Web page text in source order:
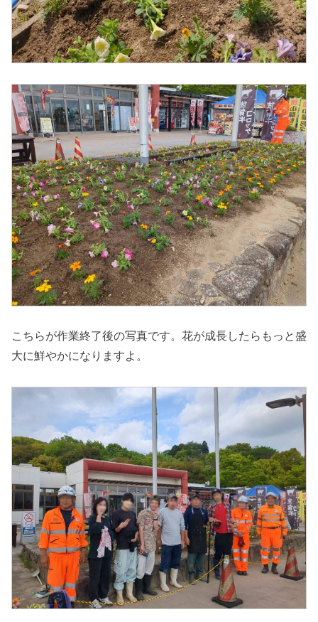
こちらが作業終了後の写真です。花が成長したらもっと盛
大に鮮やかになりますよ。